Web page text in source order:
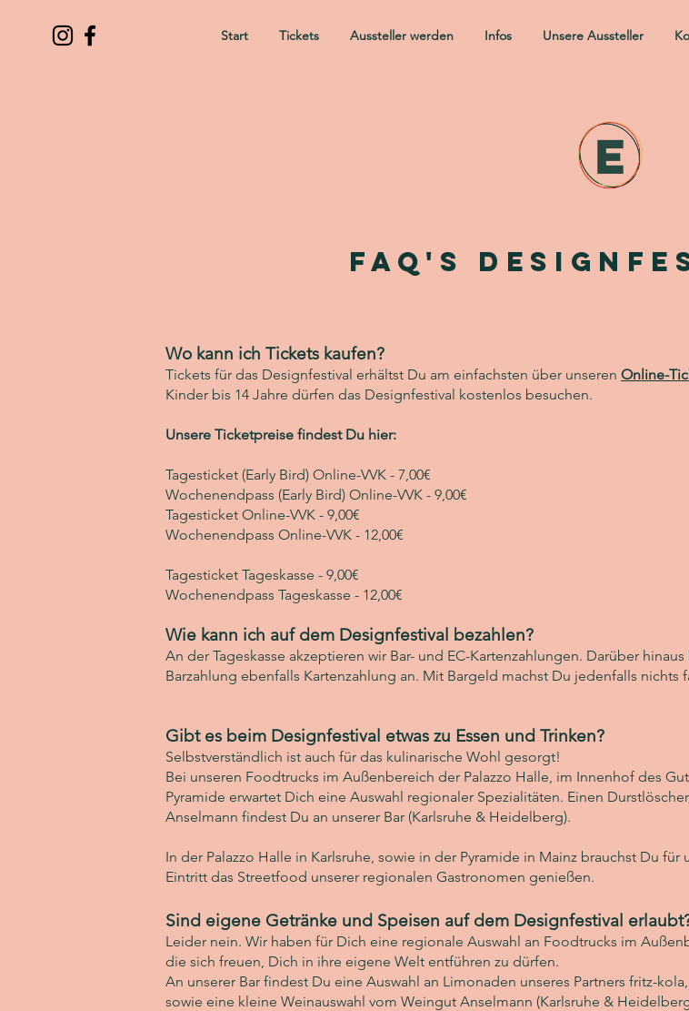
Start Tickets Aussteller werden Infos Unsere Aussteller
Faq's
Wo kann ich Tickets kaufen?
Tickets für das Designfestival erhältst Du am einfachsten über unseren Online-
Kinder bis 14 Jahre dürfen das Designfestival kostenlos besuchen.
Unsere Ticketpreise findest Du hier:
Tagesticket (Early Bird) Online-VVK - 7,00€
Wochenendpass (Early Bird) Online-VVK - 9,00€
Tagesticket Online-VVK - 9,00€
Wochenendpass Online-VVK - 12,00€
Tagesticket Tageskasse - 9,00€
Wochenendpass Tageskasse - 12,00€
Wie kann ich auf dem Designfestival bezahlen?
An der Tageskasse akzeptieren wir Bar- und EC-Kartenzahlungen. Darüber
Barzahlung ebenfalls Kartenzahlung an. Mit Bargeld machst Du jedenfalls nichts
Gibt es beim Designfestival etwas zu Essen und Trinken?
Selbstverständlich ist auch für das kulinarische Wohl gesorgt!
Bei unseren Foodtrucks im Außenbereich der Palazzo Halle, im Innenhof des
Pyramide erwartet Dich eine Auswahl regionaler Spezialitäten. Einen
Anselmann findest Du an unserer Bar (Karlsruhe & Heidelberg).
In der Palazzo Halle in Karlsruhe, sowie in der Pyramide in Mainz brauchst Du für
Eintritt das Streetfood unserer regionalen Gastronomen genießen.
Sind eigene Getränke und Speisen auf dem Designfestival
Leider nein. Wir haben für Dich eine regionale Auswahl an Foodtrucks im
die sich freuen, Dich in ihre eigene Welt entführen zu dürfen.
An unserer Bar findest Du eine Auswahl an Limonaden unseres Partners fritz-
sowie eine kleine Weinauswahl vom Weingut Anselmann (Karlsruhe &